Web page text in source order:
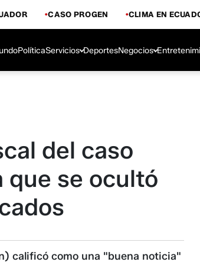
CASO PROGEN CLIMA EN
PolíticaServicios DeportesNegocios
del caso
que se ocultó
calificó como una "buena noticia"